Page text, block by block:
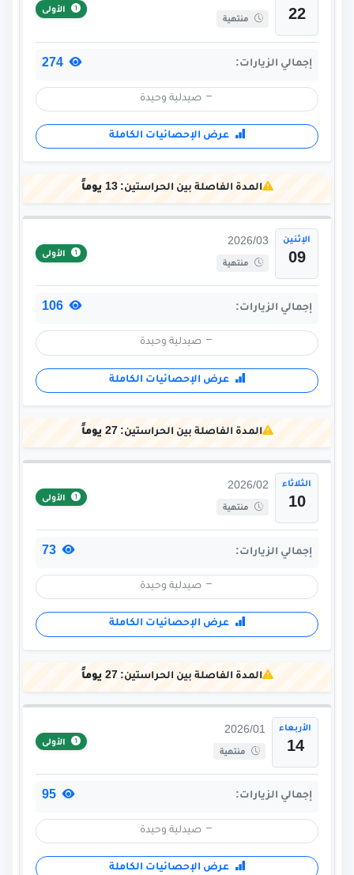
22 منتهية
الأولى
إجمالي الزيارات:
صيدلية وحيدة
عرض الإحصائيات الكاملة
المدة الفاصلة بين الحراستين:13 يوماً
الإثنين
09
2026/03
منتهية
الأولى
إجمالي الزيارات:
صيدلية وحيدة
عرض الإحصائيات الكاملة
المدة الفاصلة بين الحراستين: 27 يوماً
الثلاثاء
10
2026/02
منتهية
الأولى
إجمالي الزيارات:
صيدلية وحيدة
عرض الإحصائيات الكاملة
المدة الفاصلة بين الحراستين: 27 يوماً
الأربعاء
14
2026/01
منتهية
الأولى
إجمالي الزيارات:
صيدلية وحيدة
عرض الإحصائيات الكاملة